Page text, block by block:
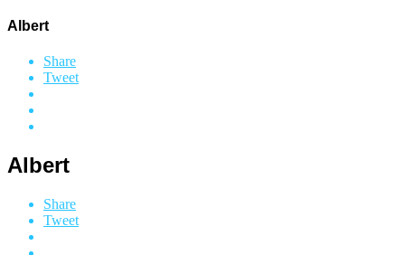
Albert
Share
Tweet
Albert
Share
Tweet